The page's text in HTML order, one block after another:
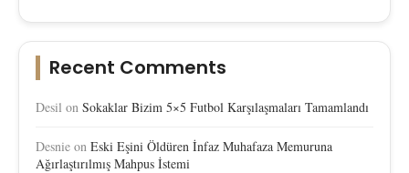
Recent Comments
Desil on Sokaklar Bizim 5×5 Futbol Karşılaşmaları Tamamlandı
Desnie on Eski Eşini Öldüren İnfaz Muhafaza Memuruna
Ağırlaştırılmış Mahpus İstemi